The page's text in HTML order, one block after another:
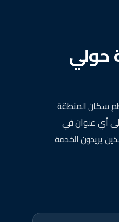
حولي
سكان المنطقة
أي عنوان في
الذين يريدون الخدمة